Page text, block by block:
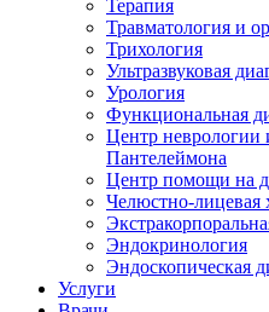
Терапия
Травматология и
Трихология
Ультразвуковая
Урология
Функциональная
Центр неврологии
Пантелеймона
Центр помощи на
Челюстно-лицевая
Эндокринология
Эндоскопическая
Услуги